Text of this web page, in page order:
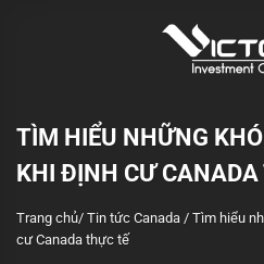
TÌM HIỂU NHỮNG
KHI ĐỊNH CƯ CANADA
Trang chủ/ Tin tức Canada / Tìm hiểu
cư Canada thực tế